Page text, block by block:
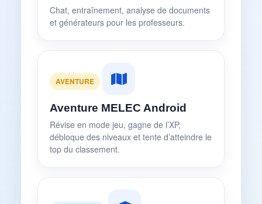
Chat, entraînement, analyse de documents
et générateurs pour les professeurs.
AVENTURE
Aventure MELEC Android
Révise en mode jeu, gagne de l’XP,
débloque des niveaux et tente d’atteindre le
top du classement.